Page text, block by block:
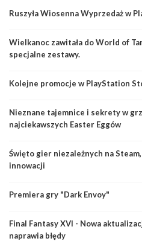
Ruszyła Wiosenna Wyprzedaż w
Wielkanoc zawitała do World of
specjalne zestawy.
Kolejne promocje w PlayStation
Nieznane tajemnice i sekrety w
najciekawszych Easter Eggów
Święto gier niezależnych na
innowacji
Premiera gry "Dark Envoy"
Final Fantasy XVI - Nowa
naprawia błędy